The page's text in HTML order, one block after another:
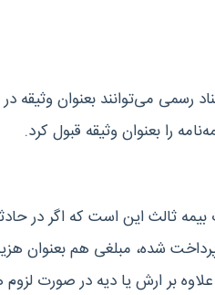
مانند اسناد رسمی‌ می‌توانند بعنوان
را بعنوان وثیقه قبول کرد.
ثالث این است که اگر در
شده، مبلغی هم بعنوان
بر ارش یا دیه در صورت لزوم